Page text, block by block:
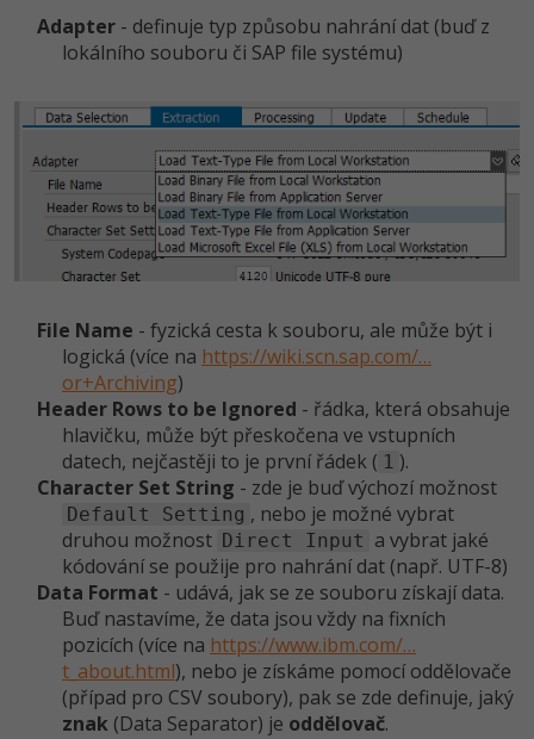
Adapter - definuje typ způsobu nahrání dat (buď z
lokálního souboru či SAP file systému)
File Name - fyzická cesta k souboru, ale může být i
logická (více na https://wiki.scn.sap.com/…
or+Archiving)
Header Rows to be Ignored - řádka, která obsahuje
hlavičku, může být přeskočena ve vstupních
datech, nejčastěji to je první řádek ( 1 ).
Character Set String - zde je buď výchozí možnost
Default Setting , nebo je možné vybrat
druhou možnost Direct Input a vybrat jaké
kódování se použije pro nahrání dat (např. UTF-8)
Data Format - udává, jak se ze souboru získají data.
Buď nastavíme, že data jsou vždy na fixních
pozicích (více na https://www.ibm.com/…
t_about.html), nebo je získáme pomocí oddělovače
(případ pro CSV soubory), pak se zde definuje, jaký
znak (Data Separator) je oddělovač.